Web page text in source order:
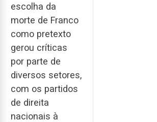
escolha da
morte de Franco
como pretexto
gerou críticas
por parte de
diversos setores,
com os partidos
de direita
nacionais à